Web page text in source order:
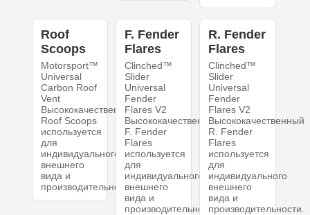
Roof
Scoops
Motorsport™
Universal
Carbon Roof
Vent
Высококачественный
Roof Scoops
используется
для
индивидуального
внешнего
вида и
производительности.
F. Fender
Flares
Clinched™
Slider
Universal
Fender
Flares V2
Высококачественный
F. Fender
Flares
используется
для
индивидуального
внешнего
вида и
производительности.
R. Fender
Flares
Clinched™
Slider
Universal
Fender
Flares V2
Высококачественный
R. Fender
Flares
используется
для
индивидуального
внешнего
вида и
производительности.